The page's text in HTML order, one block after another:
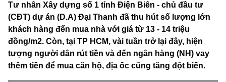
Tư nhân Xây dựng số 1 tỉnh Điện Biên - chủ đầu tư
(CĐT) dự án (D.A) Đại Thanh đã thu hút số lượng lớn
khách hàng đến mua nhà với giá từ 13 - 14 triệu
đồng/m2. Còn, tại TP HCM, vài tuần trở lại đây, hiện
tượng người dân rút tiền và đến ngân hàng (NH) vay
thêm tiền để mua căn hộ, địa ốc cũng tăng đột biến.